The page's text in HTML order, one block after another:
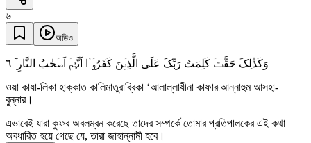
৬
অডিও
وَکَذٰلِکَ حَقَّتۡ کَلِمَتُ رَبِّکَ عَلَی الَّذِیۡنَ کَفَرُوۡۤا اَنَّہُمۡ اَصۡحٰبُ النَّارِ ۘؔ ٦
ওয়া কাযা-লিকা হাক্কাত কালিমাতুরাব্বিকা ‘আলাল্লাযীনা কাফারূআন্নাহুম আসহা-
বুন্নার।
এভাবেই যারা কুফর অবলম্বন করেছে তাদের সম্পর্কে তোমার প্রতিপালকের এই কথা
অবধারিত হয়ে গেছে যে, তারা জাহান্নামী হবে।